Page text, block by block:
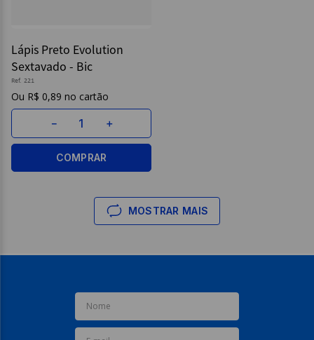
Lápis Preto Evolution
Sextavado - Bic
Ref. 221
R$ 0,89
＋
－
COMPRAR
MOSTRAR MAIS